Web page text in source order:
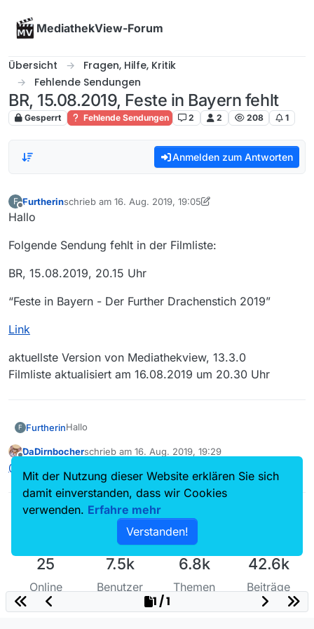
MediathekView-Forum
Übersicht
Fragen, Hilfe, Kritik
Fehlende Sendungen
BR, 15.08.2019, Feste in Bayern fehlt
Gesperrt Fehlende Sendungen 2 2 208 1
Anmelden zum Antworten
F
Offline
Furtherinschrieb am 16. Aug. 2019, 19:05
zuletzt editiert von Furtherin
Hallo
Folgende Sendung fehlt in der Filmliste:
BR, 15.08.2019, 20.15 Uhr
“Feste in Bayern - Der Further Drachenstich 2019”
Link
aktuellste Version von Mediathekview, 13.3.0
Filmliste aktualisiert am 16.08.2019 um 20.30 Uhr
F FurtherinHallo
Folgende Sendung fehlt in der Filmliste:
BR, 15.08.2019, 20.15 Uhr
“Feste in Bayern - Der Further Drachenstich 2019”
aktuellste Version von Mediathekview, 13.3.0
DaDirnbocherschrieb am 16. Aug. 2019, 19:29
zuletzt editiert von
@
25
Online
7.5k
Benutzer
6.8k
Themen
42.6k
Beiträge
1 / 1
Mit der Nutzung dieser Website erklären Sie sich
damit einverstanden, dass wir Cookies
verwenden. Erfahre mehr
Verstanden!